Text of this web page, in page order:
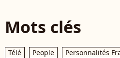
Mots clés
Télé People Personnalités